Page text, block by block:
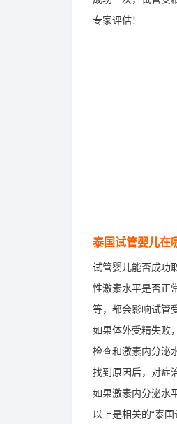
专家评估！
泰国试管婴儿在
试管婴儿能否成功
性激素水平是否正
等，都会影响试管
如果体外受精失败
检查和激素内分泌
找到原因后，对症
如果激素内分泌水
以上是相关的“泰